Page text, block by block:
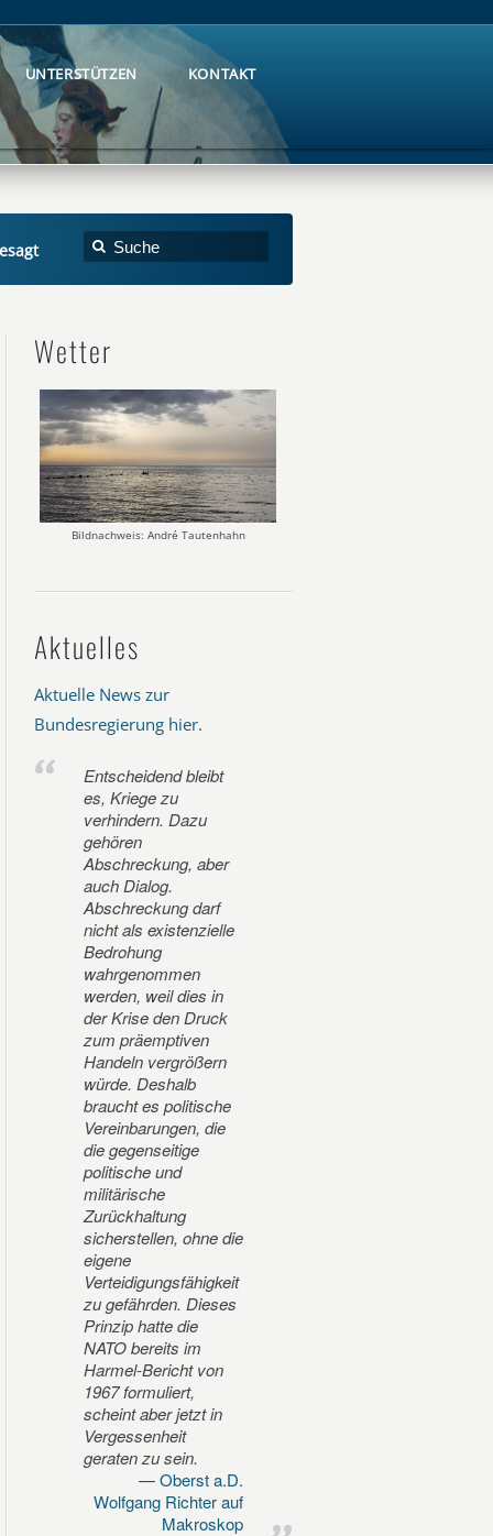
UNTERSTÜTZEN KONTAKT
Wetter
Bildnachweis: André Tautenhahn
Aktuelles
Aktuelle News zur
Bundesregierung hier.
Entscheidend bleibt
es, Kriege zu
verhindern. Dazu
gehören
Abschreckung, aber
auch Dialog.
Abschreckung darf
nicht als existenzielle
Bedrohung
wahrgenommen
werden, weil dies in
der Krise den Druck
zum präemptiven
Handeln vergrößern
würde. Deshalb
braucht es politische
Vereinbarungen, die
die gegenseitige
politische und
militärische
Zurückhaltung
sicherstellen, ohne die
eigene
Verteidigungsfähigkeit
zu gefährden. Dieses
Prinzip hatte die
NATO bereits im
Harmel-Bericht von
1967 formuliert,
scheint aber jetzt in
Vergessenheit
geraten zu sein.
Oberst a.D.
Wolfgang Richter auf
Makroskop
UNTERSTÜTZEN KONTAKT